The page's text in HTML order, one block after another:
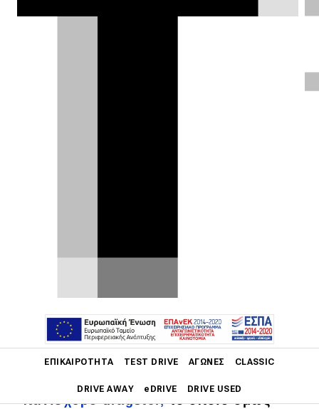
ΕΠΙΚΑΙΡΌΤΗΤΑ TEST DRIVE ΑΓΏΝΕΣ CLASSIC
DRIVE AWAY eDRIVE DRIVE USED
η Ford πήρε τη νίκη γενικής.
Μην κάνεις το λάθος να θεωρήσεις τη
πανίσχυρο dragster,το οποίο όμως